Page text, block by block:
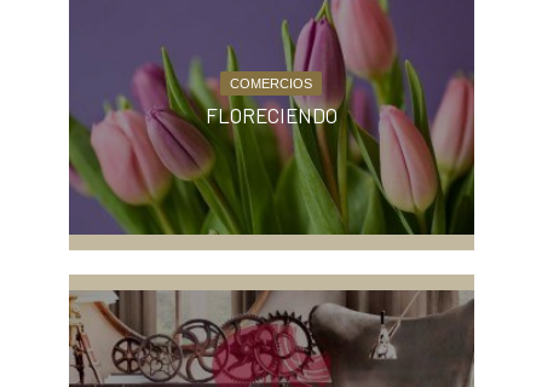
COMERCIOS
FLORECIENDO